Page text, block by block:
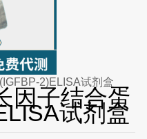
2)ELISA试剂盒
因子结合蛋
试剂盒